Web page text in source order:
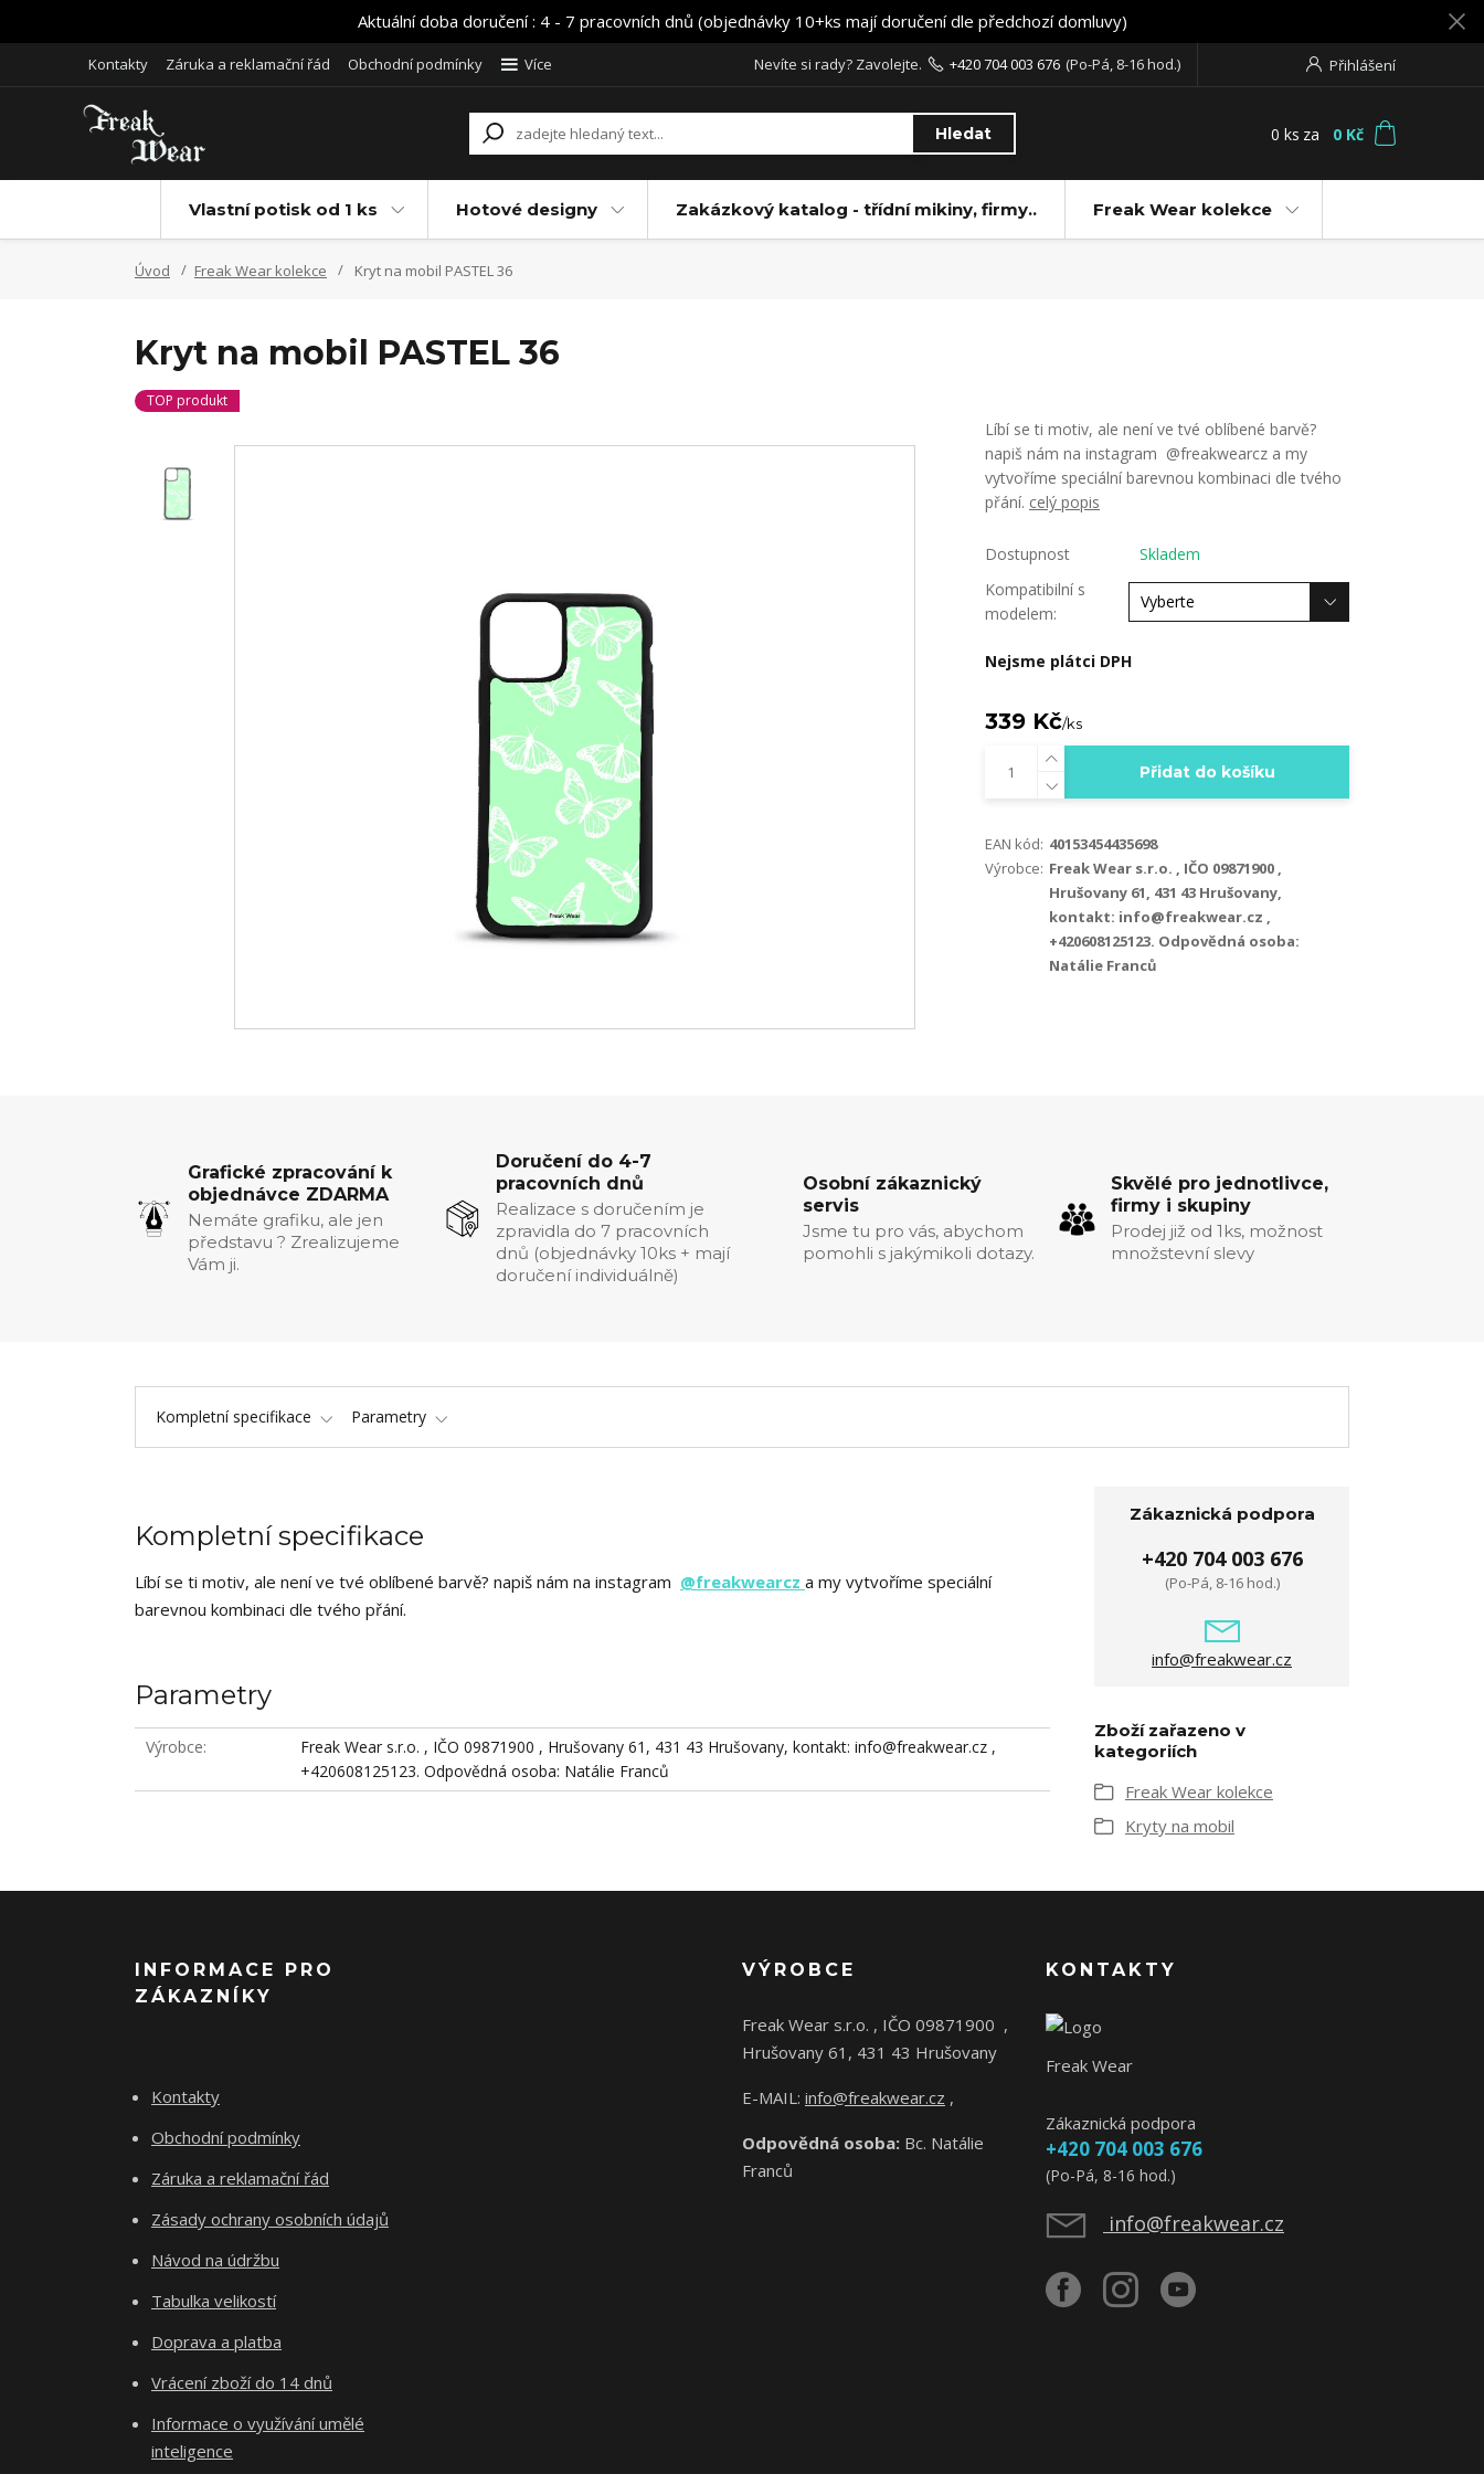
Aktuální doba doručení : 4 - 7 pracovních dnů (objednávky 10+ks mají doručení dle předchozí domluvy)
Kontakty Záruka a reklamační řád Obchodní podmínky Více Přihlášení
Hledat
Nevíte si rady? Zavolejte. +420 704 003 676 (Po-Pá, 8-16 hod.)
0 ks za 0 Kč
Vlastní potisk od 1 ks Hotové designy Zakázkový katalog - třídní mikiny, firmy.. Freak Wear kolekce
Úvod Freak Wear kolekce Kryt na mobil PASTEL 36
Kryt na mobil PASTEL 36
TOP produkt
Líbí se ti motiv, ale není ve tvé oblíbené barvě?
napiš nám na instagram @freakwearcz a my
vytvoříme speciální barevnou kombinaci dle tvého
přání. celý popis
Dostupnost
Skladem
Kompatibilní s
modelem:
Nejsme plátci DPH
339 Kč/ks
Přidat do košíku
EAN kód: 40153454435698
Výrobce: Freak Wear s.r.o. , IČO 09871900 ,
Hrušovany 61, 431 43 Hrušovany,
kontakt: info@freakwear.cz ,
+420608125123. Odpovědná osoba:
Natálie Franců
Grafické zpracování k
objednávce ZDARMA
Nemáte grafiku, ale jen
představu ? Zrealizujeme
Vám ji.
Doručení do 4-7
pracovních dnů
Realizace s doručením je
zpravidla do 7 pracovních
dnů (objednávky 10ks + mají
doručení individuálně)
Osobní zákaznický
servis
Jsme tu pro vás, abychom
pomohli s jakýmikoli dotazy.
Skvělé pro jednotlivce,
firmy i skupiny
Prodej již od 1ks, možnost
množstevní slevy
Kompletní specifikace Parametry
Kompletní specifikace
Líbí se ti motiv, ale není ve tvé oblíbené barvě? napiš nám na instagram @freakwearcz a my vytvoříme speciální
barevnou kombinaci dle tvého přání.
Parametry
Výrobce
Freak Wear s.r.o. , IČO 09871900 , Hrušovany 61, 431 43 Hrušovany, kontakt: info@freakwear.cz ,
+420608125123. Odpovědná osoba: Natálie Franců
Zákaznická podpora
+420 704 003 676
(Po-Pá, 8-16 hod.)
info@freakwear.cz
Zboží zařazeno v
kategoriích
Freak Wear kolekce
Kryty na mobil
INFORMACE PRO
ZÁKAZNÍKY
Kontakty
Obchodní podmínky
Záruka a reklamační řád
Zásady ochrany osobních údajů
Návod na údržbu
Tabulka velikostí
Doprava a platba
Vrácení zboží do 14 dnů
Informace o využívání umělé
inteligence
VÝROBCE
Freak Wear s.r.o. , IČO 09871900 ,
Hrušovany 61, 431 43 Hrušovany
E-MAIL: info@freakwear.cz ,
Odpovědná osoba: Bc. Natálie
Franců
KONTAKTY
Freak Wear
Zákaznická podpora
+420 704 003 676
(Po-Pá, 8-16 hod.)
info@freakwear.cz